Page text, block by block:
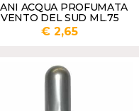
ACQUA PROFUMATA
VENTO DEL SUD ML.75
€ 2,65